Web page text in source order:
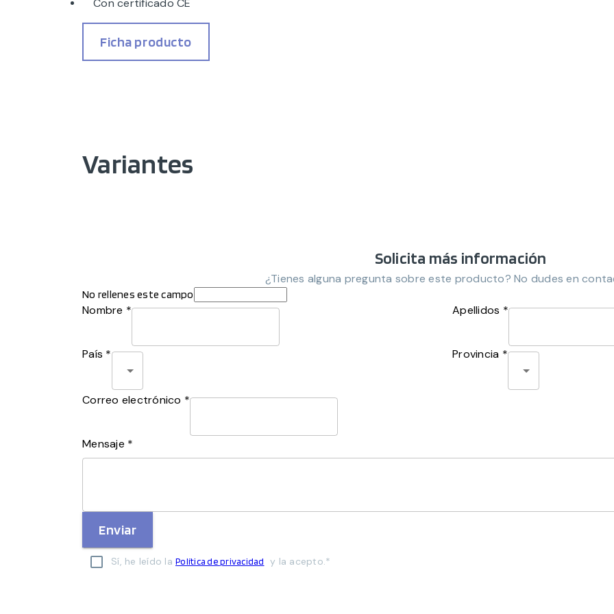
Con certificado CE
Ficha producto
Variantes
Solicita más información
¿Tienes alguna pregunta sobre este producto? No dudes en
No rellenes este campo
Nombre * Apellidos *
País * Provincia *
Correo electrónico *
Mensaje *
Enviar
Sí, he leído la Política de privacidad y la acepto.*